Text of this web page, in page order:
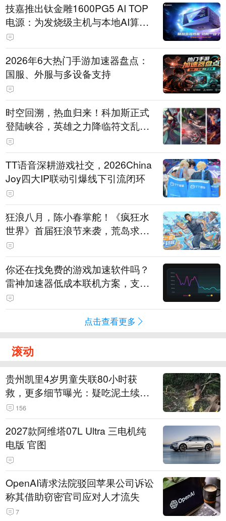
技嘉推出钛金雕1600PG5 AI TOP
电源：为发烧级主机与本地AI算力
打造旗舰供电方案
2026年6大热门手游加速器盘点：
国服、外服与多设备支持
时空回溯，热血归来！科加斯正式
登陆峡谷，英雄之力降临符文乱
斗！
TT语音深耕游戏社交，2026China
Joy四大IP联动引爆线下引流闭环
狂浪八月，陈小春掌舵！《疯狂水
世界》首届狂浪节来袭，荒岛求生
直播即将开启
你还在找免费的游戏加速软件吗？
雷神加速器低成本联机方案，支持
免费试用
点击查看更多
滚动
贵州凯里4岁男童失联80小时获
救，更多细节曝光：疑吃泥土续
命，搜救至20米附近错过多找3天
156
2027款阿维塔07L Ultra 三电机纯
电版 官图
OpenAI请求法院驳回苹果公司诉讼
称其借助窃密官司应对人才流失
7